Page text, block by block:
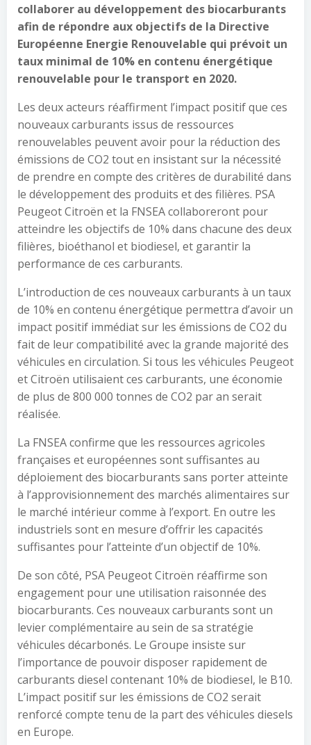
collaborer au développement des biocarburants
afin de répondre aux objectifs de la Directive
Européenne Energie Renouvelable qui prévoit un
taux minimal de 10% en contenu énergétique
renouvelable pour le transport en 2020.
Les deux acteurs réaffirment l’impact positif que ces
nouveaux carburants issus de ressources
renouvelables peuvent avoir pour la réduction des
émissions de CO2 tout en insistant sur la nécessité
de prendre en compte des critères de durabilité dans
le développement des produits et des filières. PSA
Peugeot Citroën et la FNSEA collaboreront pour
atteindre les objectifs de 10% dans chacune des deux
filières, bioéthanol et biodiesel, et garantir la
performance de ces carburants.
L’introduction de ces nouveaux carburants à un taux
de 10% en contenu énergétique permettra d’avoir un
impact positif immédiat sur les émissions de CO2 du
fait de leur compatibilité avec la grande majorité des
véhicules en circulation. Si tous les véhicules Peugeot
et Citroën utilisaient ces carburants, une économie
de plus de 800 000 tonnes de CO2 par an serait
réalisée.
La FNSEA confirme que les ressources agricoles
françaises et européennes sont suffisantes au
déploiement des biocarburants sans porter atteinte
à l’approvisionnement des marchés alimentaires sur
le marché intérieur comme à l’export. En outre les
industriels sont en mesure d’offrir les capacités
suffisantes pour l’atteinte d’un objectif de 10%.
De son côté, PSA Peugeot Citroën réaffirme son
engagement pour une utilisation raisonnée des
biocarburants. Ces nouveaux carburants sont un
levier complémentaire au sein de sa stratégie
véhicules décarbonés. Le Groupe insiste sur
l’importance de pouvoir disposer rapidement de
carburants diesel contenant 10% de biodiesel, le B10.
L’impact positif sur les émissions de CO2 serait
renforcé compte tenu de la part des véhicules diesels
en Europe.